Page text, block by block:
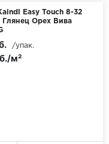
Easy Touch 8-32
Орех Вива
м²
/упак.